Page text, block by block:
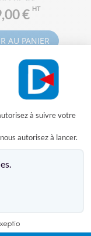
à suivre votre
autorisez à lancer.
€
AU PANIER
sur hampe
DE